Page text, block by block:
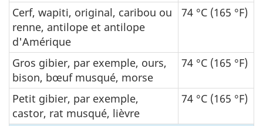
Cerf, wapiti, original, caribou ou
renne, antilope et antilope
d'Amérique
74 °C (165 °F)
Gros gibier, par exemple, ours,
bison, bœuf musqué, morse
74 °C (165 °F)
Petit gibier, par exemple,
castor, rat musqué, lièvre
74 °C (165 °F)